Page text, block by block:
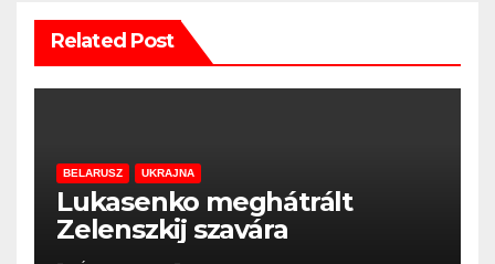
Related Post
BELARUSZ UKRAJNA
Lukasenko meghátrált
Zelenszkij szavára